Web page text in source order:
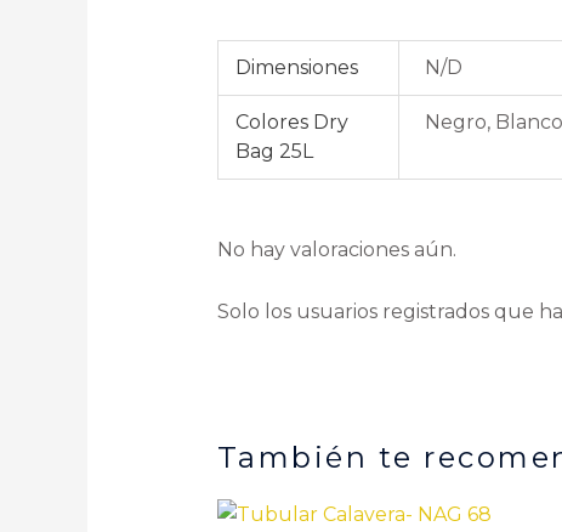
Dimensiones N/D
Colores Dry
Bag 25L
Negro,
No hay valoraciones aún.
Solo los usuarios registrados que
También te